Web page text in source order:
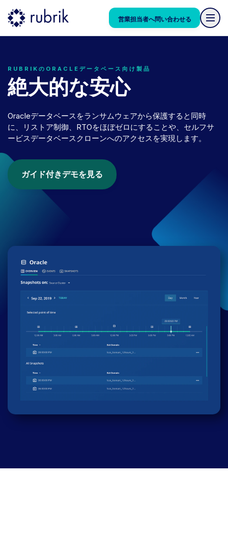
RUBRIKのORACLEデータベース向け製品
絶大的な安心
Oracleデータベースをランサムウェアから保護すると同時
に、リストア制御、RTOをほぼゼロにすることや、セルフサ
ービスデータベースクローンへのアクセスを実現します。
ガイド付きデモを見る